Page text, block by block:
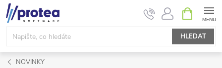
Přejít
na
obsah
HLEDAT
NÁKUPNÍ
KOŠÍK
NOVINKY